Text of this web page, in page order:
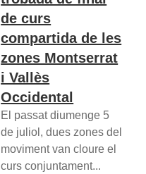
de curs
compartida de les
zones Montserrat
i Vallès
Occidental
El passat diumenge 5
de juliol, dues zones del
moviment van cloure el
curs conjuntament...